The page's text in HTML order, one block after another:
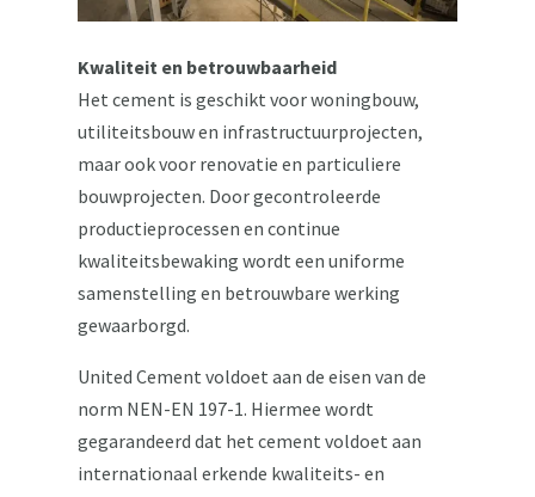
Kwaliteit en betrouwbaarheid
Het cement is geschikt voor woningbouw,
utiliteitsbouw en infrastructuurprojecten,
maar ook voor renovatie en particuliere
bouwprojecten. Door gecontroleerde
productieprocessen en continue
kwaliteitsbewaking wordt een uniforme
samenstelling en betrouwbare werking
gewaarborgd.
United Cement voldoet aan de eisen van de
norm NEN-EN 197-1. Hiermee wordt
gegarandeerd dat het cement voldoet aan
internationaal erkende kwaliteits- en